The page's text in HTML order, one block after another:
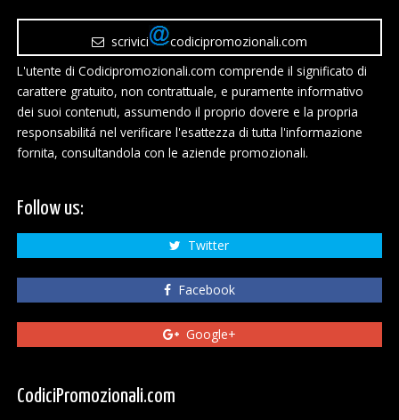
scrivici
codicipromozionali.com
L'utente di Codicipromozionali.com comprende il significato di
carattere gratuito, non contrattuale, e puramente informativo
dei suoi contenuti, assumendo il proprio dovere e la propria
responsabilitá nel verificare l'esattezza di tutta l'informazione
fornita, consultandola con le aziende promozionali.
Follow us:
Twitter
Facebook
Google+
CodiciPromozionali.com